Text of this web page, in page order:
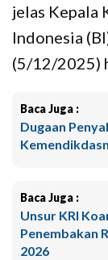
jelas Kepala
Indonesia
(5/12/2025)
Baca Juga :
Dugaan
Baca Juga :
Unsur KRI
Penembakan
2026